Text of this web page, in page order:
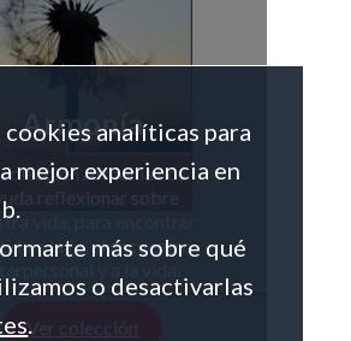
Armonía
Armonía nos
reflexionar sobre
vida, para encontrar
a la fe, al encuentro
Ver colección
analíticas para
mejor experiencia en
más sobre qué
o desactivarlas
.